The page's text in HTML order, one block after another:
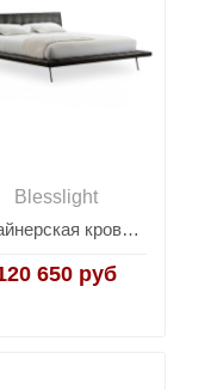
Blesslight
Дизайнерская кровать Onda
650 руб